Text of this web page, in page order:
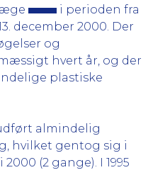
i perioden fra
december 2000. Der
og
hvert år, og der
plastiske
almindelig
hvilket gentog sig i
2000 (2 gange). I 1995